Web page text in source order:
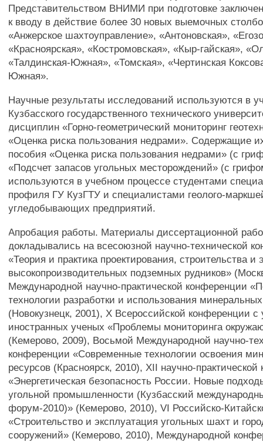
Представительством ВНИМИ при подготовке
к вводу в действие более 30 новых выемочных
«Анжерское шахтоуправление», «Антоновская»,
«Красноярская», «Костромовская», «Кыр-гайская»,
«Талдинская-Южная», «Томская», «Чертинская
Южная».
Научные результаты исследований используются в
Кузбасского государственного технического
дисциплин «Горно-геометрический мониторинг
«Оценка риска пользования недрами». Содержащие
пособия «Оценка риска пользования недрами» (с
«Подсчет запасов угольных месторождений» (с
используются в учебном процессе студентами
профиля ГУ КузГТУ и специалистами геолого-
угледобывающих предприятий.
Апробация работы. Материалы диссертационной
докладывались на всесоюзной научно-технической
«Теория и практика проектирования, строительства и
высокопроизводительных подземных рудников»
Международной научно-практической конференции
технологии разработки и использования
(Новокузнецк, 2001), X Всероссийской конференции с
иностранных ученых «Проблемы мониторинга
(Кемерово, 2009), Восьмой Международной научно-
конференции «Современные технологии освоения
ресурсов (Красноярск, 2010), XII научно-
«Энергетическая безопасность России. Новые
угольной промышленности (Кузбасский
форум-2010)» (Кемерово, 2010), VI Российско-
«Строительство и эксплуатация угольных шахт и
сооружений» (Кемерово, 2010), Международной